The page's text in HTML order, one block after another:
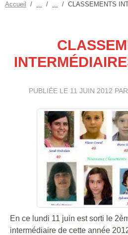
Accueil CLASSEMENTS
PUBLIÉE LE 11 JUIN 2012
En ce lundi 11 juin est sorti le
intermédiaire de cette année